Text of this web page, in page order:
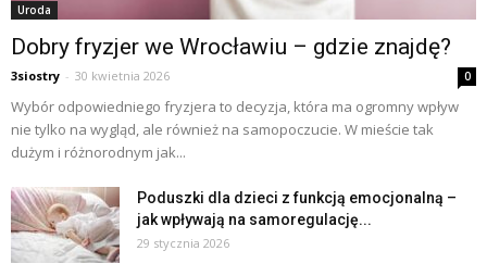
Uroda
Dobry fryzjer we Wrocławiu – gdzie znajdę?
3siostry - 30 kwietnia 2026 0
Wybór odpowiedniego fryzjera to decyzja, która ma ogromny wpływ
nie tylko na wygląd, ale również na samopoczucie. W mieście tak
dużym i różnorodnym jak...
Poduszki dla dzieci z funkcją emocjonalną –
jak wpływają na samoregulację...
29 stycznia 2026